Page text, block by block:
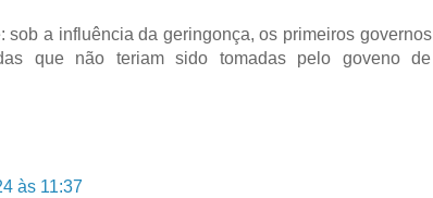
sob a influência da geringonça, os primeiros governos
que não teriam sido tomadas pelo goveno de
às 11:37